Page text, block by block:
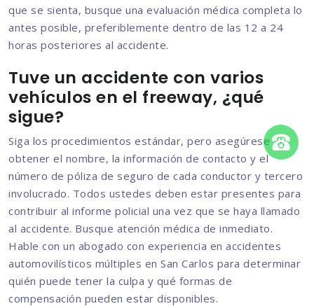
que se sienta, busque una evaluación médica completa lo
antes posible, preferiblemente dentro de las 12 a 24
horas posteriores al accidente.
Tuve un accidente con varios
vehículos en el freeway, ¿qué
sigue?
Siga los procedimientos estándar, pero asegúrese de
obtener el nombre, la información de contacto y el
número de póliza de seguro de cada conductor y tercero
involucrado. Todos ustedes deben estar presentes para
contribuir al informe policial una vez que se haya llamado
al accidente. Busque atención médica de inmediato.
Hable con un abogado con experiencia en accidentes
automovilísticos múltiples en San Carlos para determinar
quién puede tener la culpa y qué formas de
compensación pueden estar disponibles.